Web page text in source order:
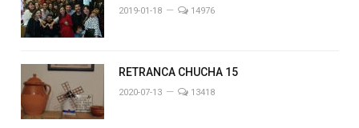
2019-01-18 14976
RETRANCA CHUCHA 15
2020-07-13 13418